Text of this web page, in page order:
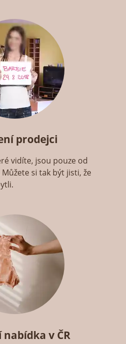
prodejci
vidíte, jsou pouze od
Můžete si tak být jisti, že
nabídka v ČR